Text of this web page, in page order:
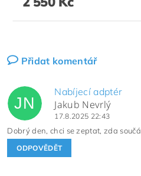
Přidat komentář
JN
Nabíjecí adptér
Jakub Nevrlý
17.8.2025 22:43
Dobrý den, chci se zeptat, zda
ODPOVĚDĚT